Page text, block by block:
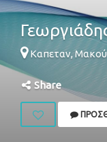
Καπεταν,
Share